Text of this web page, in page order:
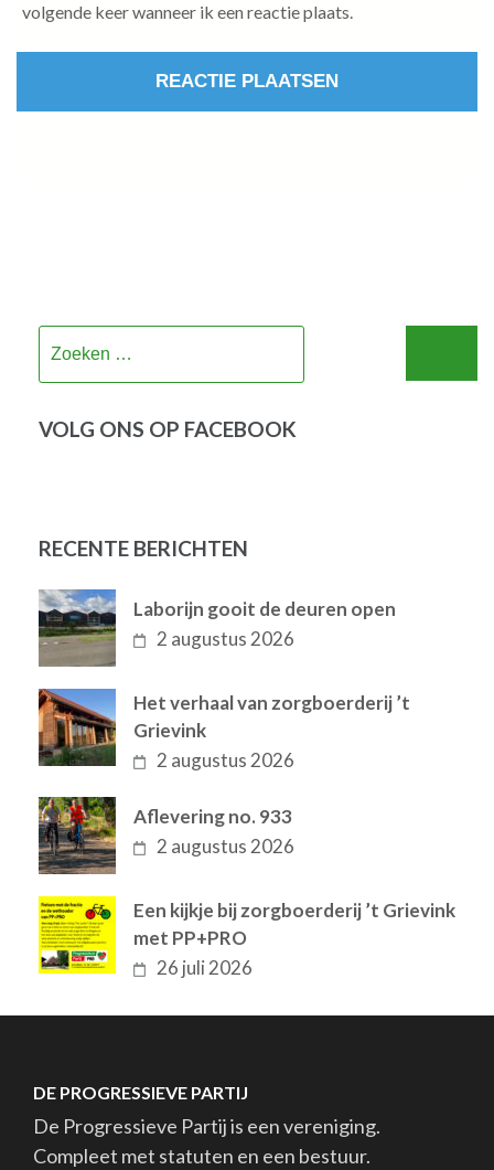
volgende keer wanneer ik een reactie plaats.
VOLG ONS OP FACEBOOK
RECENTE BERICHTEN
Laborijn gooit de deuren open
2 augustus 2026
Het verhaal van zorgboerderij ’t
Grievink
2 augustus 2026
Aflevering no. 933
2 augustus 2026
Een kijkje bij zorgboerderij ’t Grievink
met PP+PRO
26 juli 2026
DE PROGRESSIEVE PARTIJ
De Progressieve Partij is een vereniging.
Compleet met statuten en een bestuur.